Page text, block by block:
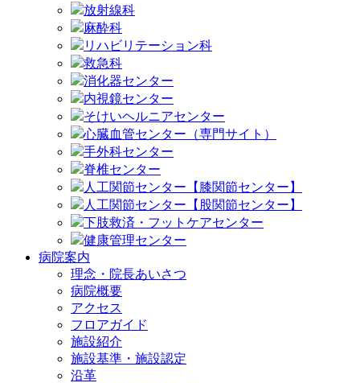
放射線科
麻酔科
リハビリテーション科
救急科
消化器センター
内視鏡センター
そけいヘルニアセンター
心臓血管センター（専門サイト）
手外科センター
脊椎センター
人工関節センター【膝関節センター】
人工関節センター【股関節センター】
下肢救済・フットケアセンター
健康管理センター
病院案内
理念・院長あいさつ
病院概要
アクセス
フロアガイド
施設紹介
施設基準・施設認定
沿革